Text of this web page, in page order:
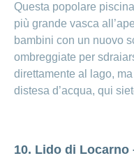
Questa popolare
più grande vasca
bambini con un nuovo
ombreggiate per
direttamente al lago,
distesa d’acqua, qui
10. Lido di Locarno